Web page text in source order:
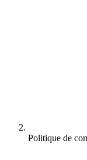
Politique de